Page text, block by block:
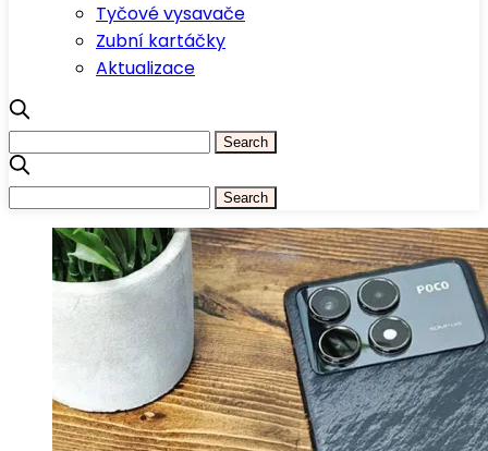
Tyčové vysavače
Zubní kartáčky
Aktualizace